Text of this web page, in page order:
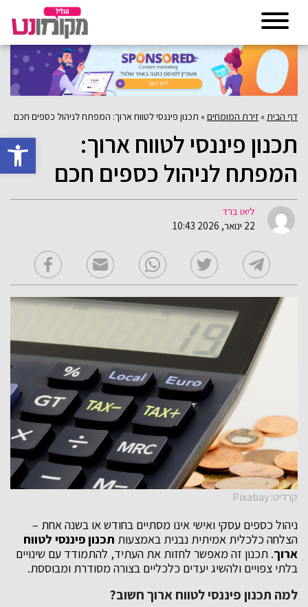
פתח
דף הבית » זירת המומחים» תכנון פיננסי לטווח ארוך: המפתח לניהול כספים חכם
תכנון פיננסי לטווח ארוך:
המפתח לניהול כספים חכם
ליאו ברד
22 ינואר, 2026 10:43
קרדיט: Pixabay
ניהול כספים עסקי ואישי אינו מסתיים בחודש או בשנה אחת –
הצלחה כלכלית אמיתית נבנית באמצעות תכנון פיננסי לטווח
ארוך. תכנון זה מאפשר לחזות את העתיד, להתמודד עם שינויים
בלתי צפויים ולהשיג יעדים כלכליים בצורה מסודרת ומבוססת.
למה תכנון פיננסי לטווח ארוך חשוב?